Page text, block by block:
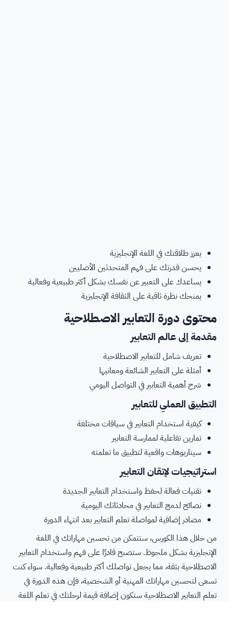
يعزز طلاقتك في اللغة الإنجليزية
يحسن قدرتك على فهم المتحدثين الأصليين
يساعدك على التعبير عن نفسك بشكل أكثر طبيعية وفعالية
يمنحك نظرة ثاقبة على الثقافة الإنجليزية
محتوى دورة التعابير الاصطلاحية
مقدمة إلى عالم التعابير
تعريف شامل للتعابير الاصطلاحية
أمثلة على التعابير الشائعة ومعانيها
شرح أهمية التعابير في التواصل اليومي
التطبيق العملي للتعابير
كيفية استخدام التعابير في سياقات مختلفة
تمارين تفاعلية لممارسة التعابير
سيناريوهات واقعية لتطبيق ما تعلمته
استراتيجيات لإتقان التعابير
تقنيات فعالة لحفظ واستخدام التعابير الجديدة
نصائح لدمج التعابير في محادثاتك اليومية
مصادر إضافية لمواصلة تعلم التعابير بعد انتهاء الدورة
من خلال هذا الكورس، ستتمكن من تحسين مهاراتك في اللغة
الإنجليزية بشكل ملحوظ. ستصبح قادرًا على فهم واستخدام التعابير
الاصطلاحية بثقة، مما يجعل تواصلك أكثر طبيعية وفعالية. سواء كنت
تسعى لتحسين مهاراتك المهنية أو الشخصية، فإن هذه الدورة في
تعلم التعابير الاصطلاحية ستكون إضافة قيمة لرحلتك في تعلم اللغة